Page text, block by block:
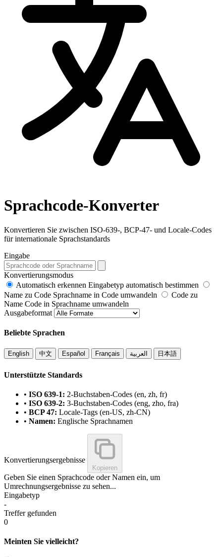
Sprachcode-Konverter
Konvertieren Sie zwischen ISO-639-, BCP-47- und Locale-Codes
für internationale Sprachstandards
Eingabe
Konvertierungsmodus
Automatisch erkennen Eingabetyp automatisch bestimmen
Name zu Code Sprachname in Code umwandeln
Code zu
Name Code in Sprachname umwandeln
Ausgabeformat
Beliebte Sprachen
English 中文 Español Français العربية 日本語
Unterstützte Standards
• ISO 639-1: 2-Buchstaben-Codes (en, zh, fr)
• ISO 639-2: 3-Buchstaben-Codes (eng, zho, fra)
• BCP 47: Locale-Tags (en-US, zh-CN)
• Namen: Englische Sprachnamen
Konvertierungsergebnisse
Kopieren
Geben Sie einen Sprachcode oder Namen ein, um
Umrechnungsergebnisse zu sehen...
Eingabetyp
-
Treffer gefunden
0
Meinten Sie vielleicht?